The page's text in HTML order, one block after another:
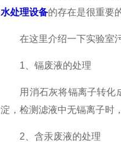
水处理设备的存在是很重要
在这里介绍一下实验室污
1、镉废液的处理
用消石灰将镉离子转化成
淀，检测滤液中无镉离子时
2、含汞废液的处理